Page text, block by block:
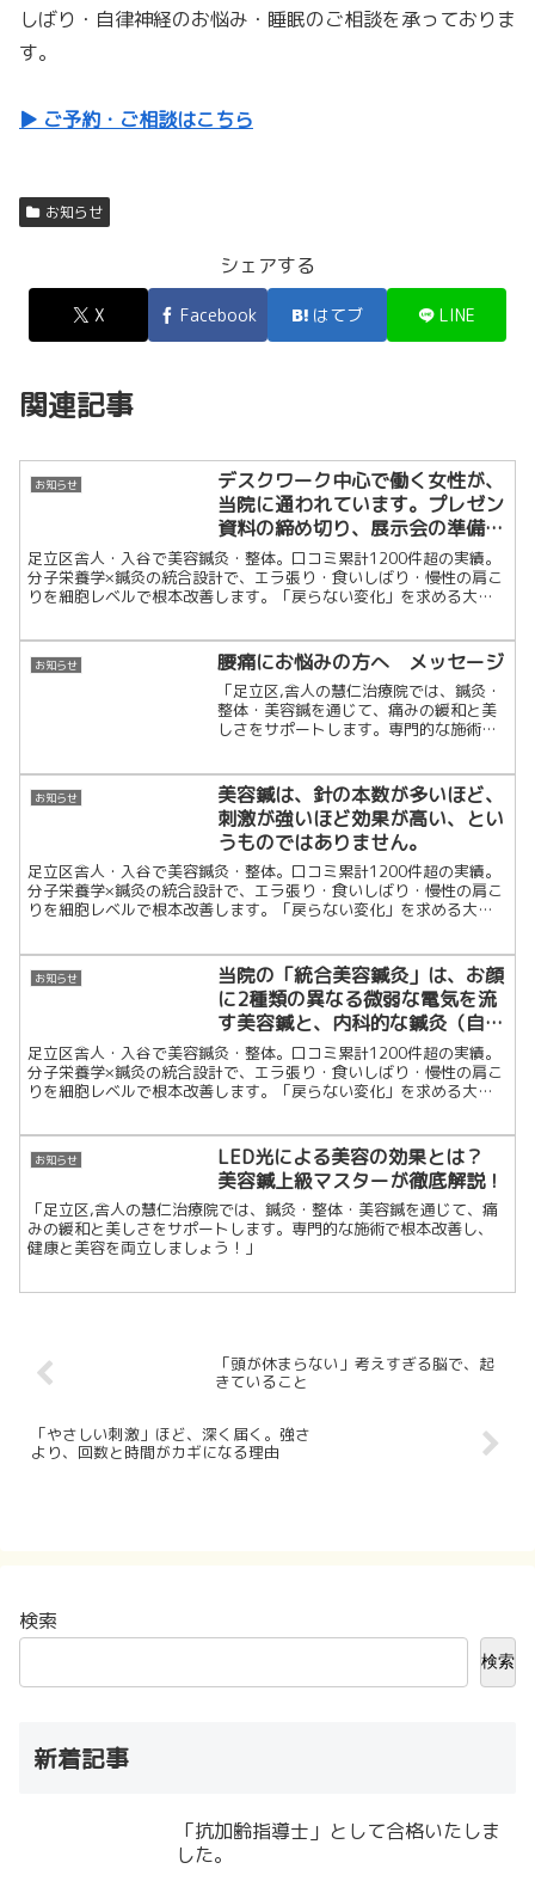
しばり・自律神経のお悩み・睡眠のご相談を承っておりま
す。
▶ ご予約・ご相談はこちら
お知らせ
シェアする
X Facebook はてブ LINE
関連記事
お知らせ
デスクワーク中心で働く女性が、
当院に通われています。プレゼン
資料の締め切り、展示会の準備
「パソコンとずっとお友達」な
日々の中で、首肩のこり、ストレ
ートネック、食いしばりを抱えて
足立区舎人・入谷で美容鍼灸・整体。口コミ累計1200件超の実績。
分子栄養学×鍼灸の統合設計で、エラ張り・食いしばり・慢性の肩こ
りを細胞レベルで根本改善します。「戻らない変化」を求める大人
お知らせ 腰痛にお悩みの方へ メッセージ
「足立区,舎人の慧仁治療院では、鍼灸・
整体・美容鍼を通じて、痛みの緩和と美
しさをサポートします。専門的な施術で
お知らせ
美容鍼は、針の本数が多いほど、
刺激が強いほど効果が高い、とい
うものではありません。
足立区舎人・入谷で美容鍼灸・整体。口コミ累計1200件超の実績。
分子栄養学×鍼灸の統合設計で、エラ張り・食いしばり・慢性の肩こ
りを細胞レベルで根本改善します。「戻らない変化」を求める大人
お知らせ
当院の「統合美容鍼灸」は、お顔
に2種類の異なる微弱な電気を流
す美容鍼と、内科的な鍼灸（自律
神経を通して腸内環境を整えるア
プローチ）を、ひとつの流れで組
み合わせた施術です。
足立区舎人・入谷で美容鍼灸・整体。口コミ累計1200件超の実績。
分子栄養学×鍼灸の統合設計で、エラ張り・食いしばり・慢性の肩こ
りを細胞レベルで根本改善します。「戻らない変化」を求める大人
お知らせ
LED光による美容の効果とは？
美容鍼上級マスターが徹底解説！
「足立区,舎人の慧仁治療院では、鍼灸・整体・美容鍼を通じて、痛
みの緩和と美しさをサポートします。専門的な施術で根本改善し、
健康と美容を両立しましょう！」
「頭が休まらない」考えすぎる脳で、起
きていること
「やさしい刺激」ほど、深く届く。強さ
より、回数と時間がカギになる理由
検索
検索
新着記事
「抗加齢指導士」として合格いたしま
した。